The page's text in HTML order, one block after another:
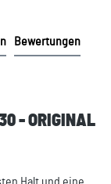
Bewertungen
- ORIGINAL